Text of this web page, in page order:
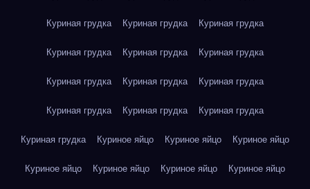
Куриная грудка Куриная грудка Куриная грудка
Куриная грудка Куриная грудка Куриная грудка
Куриная грудка Куриная грудка Куриная грудка
Куриная грудка Куриная грудка Куриная грудка
Куриная грудка Куриное яйцо Куриное яйцо Куриное яйцо
Куриное яйцо Куриное яйцо Куриное яйцо Куриное яйцо